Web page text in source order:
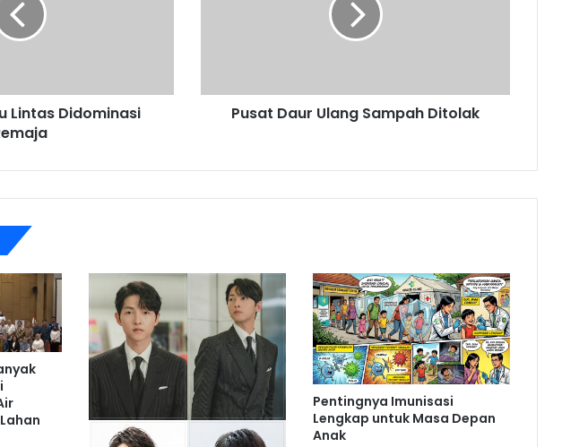
Lintas Didominasi
Pusat Daur Ulang Sampah Ditolak
Pentingnya Imunisasi
Lengkap untuk Masa Depan
Anak